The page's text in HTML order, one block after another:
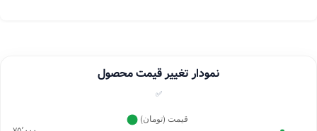
نمودار تغییر قیمت محصول
✅